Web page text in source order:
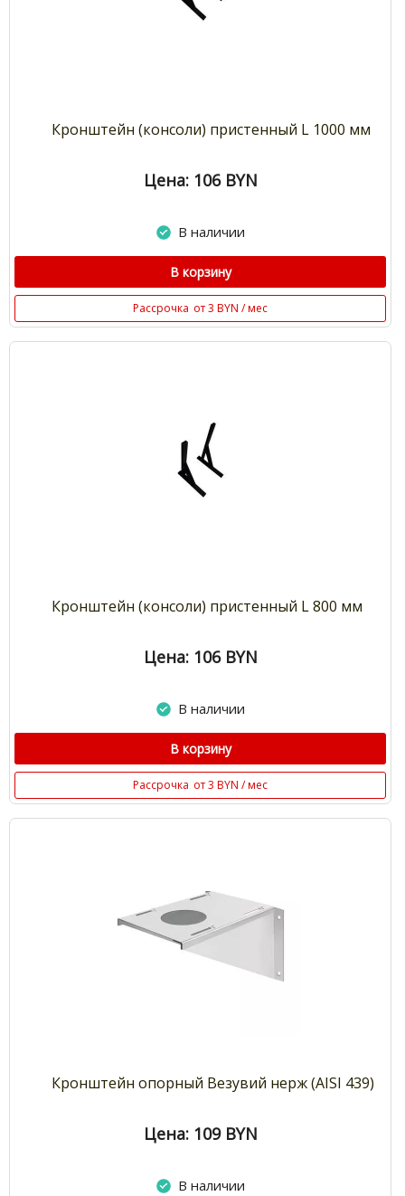
Кронштейн (консоли) пристенный L 1000 мм
Цена: 106 BYN
В наличии
В корзину
Рассрочка от 3 BYN / мес
Кронштейн (консоли) пристенный L 800 мм
Цена: 106 BYN
В наличии
В корзину
Рассрочка от 3 BYN / мес
Кронштейн опорный Везувий нерж (AISI 439)
Цена: 109 BYN
В наличии